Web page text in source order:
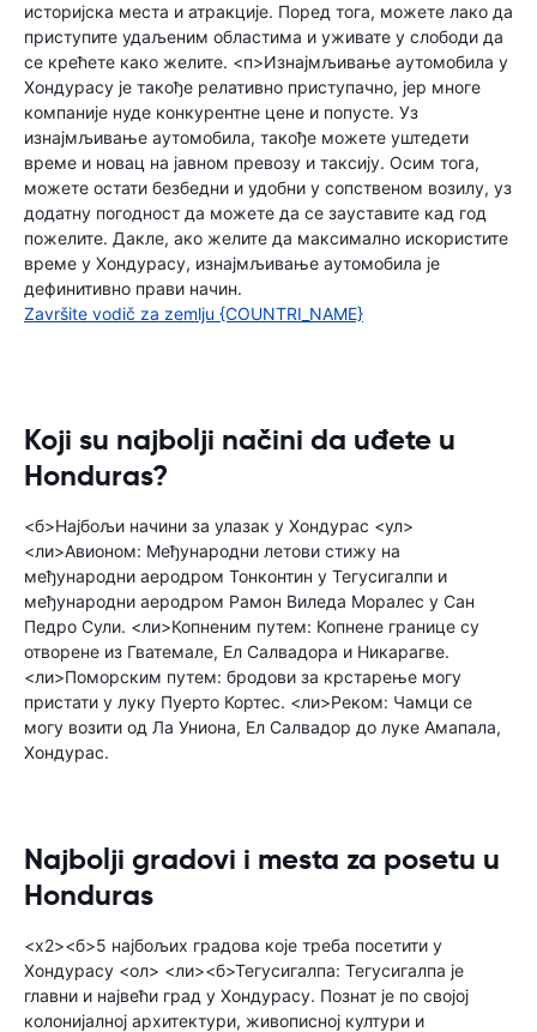
историјска места и атракције. Поред тога, можете лако да
приступите удаљеним областима и уживате у слободи да
се крећете како желите. <п>Изнајмљивање аутомобила у
Хондурасу је такође релативно приступачно, јер многе
компаније нуде конкурентне цене и попусте. Уз
изнајмљивање аутомобила, такође можете уштедети
време и новац на јавном превозу и таксију. Осим тога,
можете остати безбедни и удобни у сопственом возилу, уз
додатну погодност да можете да се зауставите кад год
пожелите. Дакле, ако желите да максимално искористите
време у Хондурасу, изнајмљивање аутомобила је
дефинитивно прави начин.
Završite vodič za zemlju {COUNTRI_NAME}
Koji su najbolji načini da uđete u
Honduras?
<б>Најбољи начини за улазак у Хондурас <ул>
<ли>Авионом: Међународни летови стижу на
међународни аеродром Тонконтин у Тегусигалпи и
међународни аеродром Рамон Виледа Моралес у Сан
Педро Сули. <ли>Копненим путем: Копнене границе су
отворене из Гватемале, Ел Салвадора и Никарагве.
<ли>Поморским путем: бродови за крстарење могу
пристати у луку Пуерто Кортес. <ли>Реком: Чамци се
могу возити од Ла Униона, Ел Салвадор до луке Амапала,
Хондурас.
Najbolji gradovi i mesta za posetu u
Honduras
<х2><б>5 најбољих градова које треба посетити у
Хондурасу <ол> <ли><б>Тегусигалпа: Тегусигалпа је
главни и највећи град у Хондурасу. Познат је по својој
колонијалној архитектури, живописној култури и